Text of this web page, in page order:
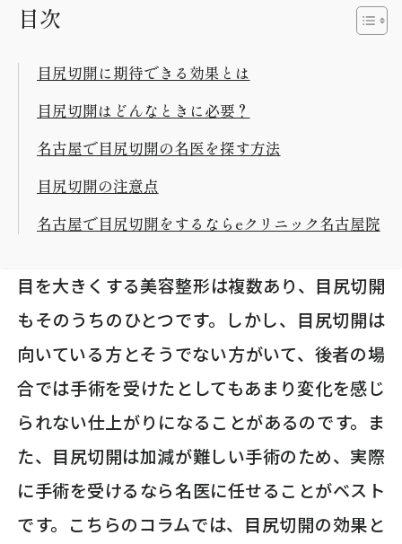
目次
目尻切開に期待できる効果とは
目尻切開はどんなときに必要？
名古屋で目尻切開の名医を探す方法
目尻切開の注意点
名古屋で目尻切開をするならeクリニック名古屋院
目を大きくする美容整形は複数あり、目尻切開
もそのうちのひとつです。しかし、目尻切開は
向いている方とそうでない方がいて、後者の場
合では手術を受けたとしてもあまり変化を感じ
られない仕上がりになることがあるのです。ま
た、目尻切開は加減が難しい手術のため、実際
に手術を受けるなら名医に任せることがベスト
です。こちらのコラムでは、目尻切開の効果と